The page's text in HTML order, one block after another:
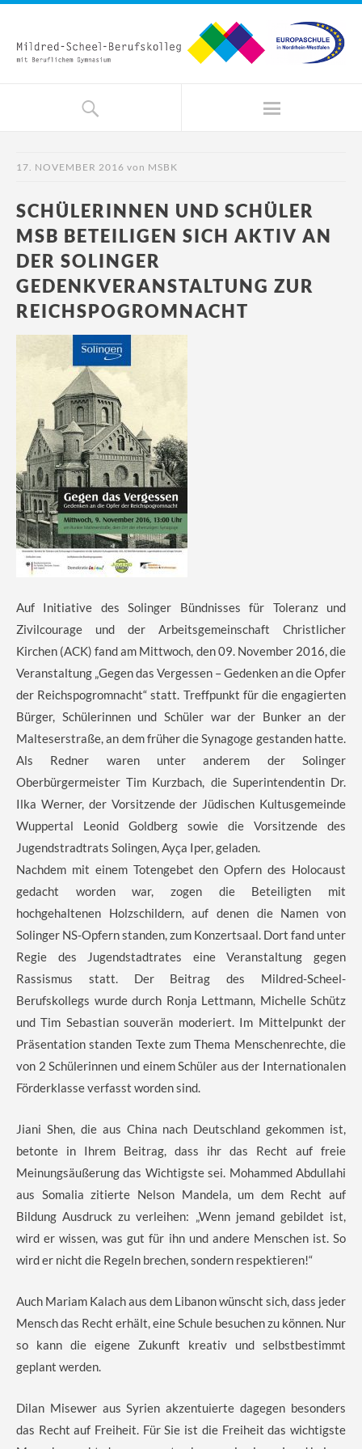
17. NOVEMBER 2016 von MSBK
SCHÜLERINNEN UND SCHÜLER
MSB BETEILIGEN SICH AKTIV AN
DER SOLINGER
GEDENKVERANSTALTUNG ZUR
REICHSPOGROMNACHT
Auf Initiative des Solinger Bündnisses für Toleranz und
Zivilcourage und der Arbeitsgemeinschaft Christlicher
Kirchen (ACK) fand am Mittwoch, den 09. November 2016, die
Veranstaltung „Gegen das Vergessen – Gedenken an die Opfer
der Reichspogromnacht“ statt. Treffpunkt für die engagierten
Bürger, Schülerinnen und Schüler war der Bunker an der
Malteserstraße, an dem früher die Synagoge gestanden hatte.
Als Redner waren unter anderem der Solinger
Oberbürgermeister Tim Kurzbach, die Superintendentin Dr.
Ilka Werner, der Vorsitzende der Jüdischen Kultusgemeinde
Wuppertal Leonid Goldberg sowie die Vorsitzende des
Jugendstradtrats Solingen, Ayça Iper, geladen.
Nachdem mit einem Totengebet den Opfern des Holocaust
gedacht worden war, zogen die Beteiligten mit
hochgehaltenen Holzschildern, auf denen die Namen von
Solinger NS-Opfern standen, zum Konzertsaal. Dort fand unter
Regie des Jugendstadtrates eine Veranstaltung gegen
Rassismus statt. Der Beitrag des Mildred-Scheel-
Berufskollegs wurde durch Ronja Lettmann, Michelle Schütz
und Tim Sebastian souverän moderiert. Im Mittelpunkt der
Präsentation standen Texte zum Thema Menschenrechte, die
von 2 Schülerinnen und einem Schüler aus der Internationalen
Förderklasse verfasst worden sind.
Jiani Shen, die aus China nach Deutschland gekommen ist,
betonte in Ihrem Beitrag, dass ihr das Recht auf freie
Meinungsäußerung das Wichtigste sei. Mohammed Abdullahi
aus Somalia zitierte Nelson Mandela, um dem Recht auf
Bildung Ausdruck zu verleihen: „Wenn jemand gebildet ist,
wird er wissen, was gut für ihn und andere Menschen ist. So
wird er nicht die Regeln brechen, sondern respektieren!“
Auch Mariam Kalach aus dem Libanon wünscht sich, dass jeder
Mensch das Recht erhält, eine Schule besuchen zu können. Nur
so kann die eigene Zukunft kreativ und selbstbestimmt
geplant werden.
Dilan Misewer aus Syrien akzentuierte dagegen besonders
das Recht auf Freiheit. Für Sie ist die Freiheit das wichtigste